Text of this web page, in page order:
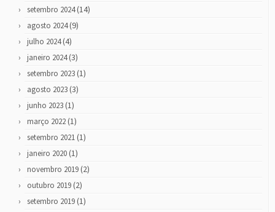
setembro 2024(14)
agosto 2024(9)
julho 2024(4)
janeiro 2024(3)
setembro 2023(1)
agosto 2023(3)
junho 2023(1)
março 2022(1)
setembro 2021(1)
janeiro 2020(1)
novembro 2019(2)
outubro 2019(2)
setembro 2019(1)